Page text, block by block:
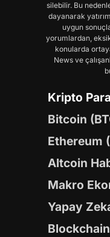
silebilir. Bu
dayanarak
uygun
yorumlardan,
konularda
News ve
Kripto
Bitcoin
Ethereum
Altcoin
Makro
Yapay